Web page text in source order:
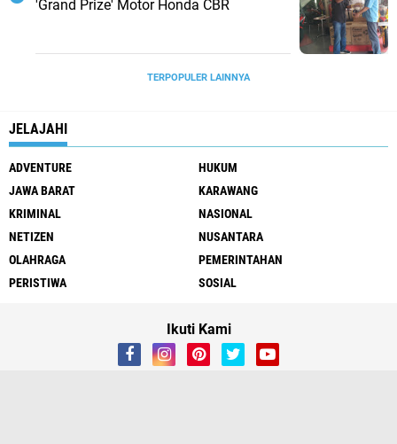
'Grand Prize' Motor Honda CBR
TERPOPULER LAINNYA
JELAJAHI
ADVENTURE
HUKUM
JAWA BARAT
KARAWANG
KRIMINAL
NASIONAL
NETIZEN
NUSANTARA
OLAHRAGA
PEMERINTAHAN
PERISTIWA
SOSIAL
Ikuti Kami